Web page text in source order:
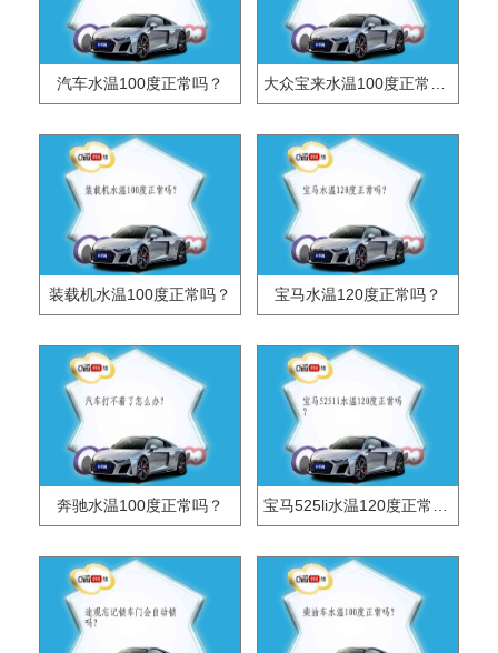
汽车水温100度正常吗？
装载机水温100度正常吗？ 宝马水温120度正常吗？
奔驰水温100度正常吗？